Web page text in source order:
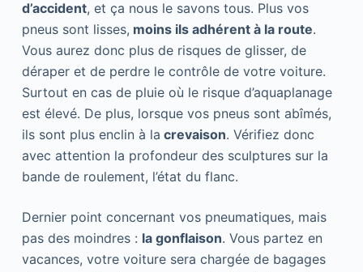
d’accident, et ça nous le savons tous. Plus vos
pneus sont lisses, moins ils adhérent à la route.
Vous aurez donc plus de risques de glisser, de
déraper et de perdre le contrôle de votre voiture.
Surtout en cas de pluie où le risque d’aquaplanage
est élevé. De plus, lorsque vos pneus sont abîmés,
ils sont plus enclin à la crevaison. Vérifiez donc
avec attention la profondeur des sculptures sur la
bande de roulement, l’état du flanc.
Dernier point concernant vos pneumatiques, mais
pas des moindres : la gonflaison. Vous partez en
vacances, votre voiture sera chargée de bagages